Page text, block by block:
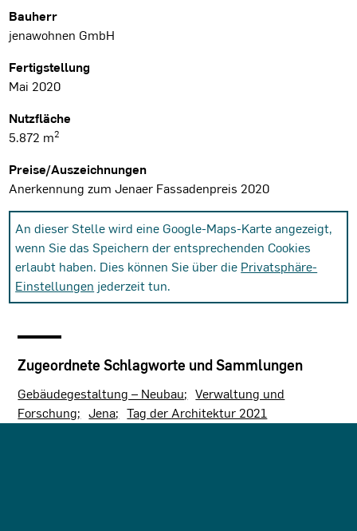
Bauherr
jenawohnen GmbH
Fertigstellung
Mai 2020
Nutzfläche
5.872 m2
Preise/Auszeichnungen
Anerkennung zum Jenaer Fassadenpreis 2020
An dieser Stelle wird eine Google-Maps-Karte angezeigt,
wenn Sie das Speichern der entsprechenden Cookies
erlaubt haben. Dies können Sie über die Privatsphäre-
Einstellungen jederzeit tun.
Zugeordnete Schlagworte und Sammlungen
Gebäudegestaltung – Neubau
Verwaltung und
Forschung
Jena Tag der Architektur 2021